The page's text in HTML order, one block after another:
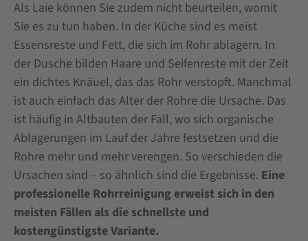
Als Laie können Sie zudem nicht beurteilen, womit
Sie es zu tun haben. In der Küche sind es meist
Essensreste und Fett, die sich im Rohr ablagern. In
der Dusche bilden Haare und Seifenreste mit der Zeit
ein dichtes Knäuel, das das Rohr verstopft. Manchmal
ist auch einfach das Alter der Rohre die Ursache. Das
ist häufig in Altbauten der Fall, wo sich organische
Ablagerungen im Lauf der Jahre festsetzen und die
Rohre mehr und mehr verengen. So verschieden die
Ursachen sind – so ähnlich sind die Ergebnisse. Eine
professionelle Rohrreinigung erweist sich in den
meisten Fällen als die schnellste und
kostengünstigste Variante.